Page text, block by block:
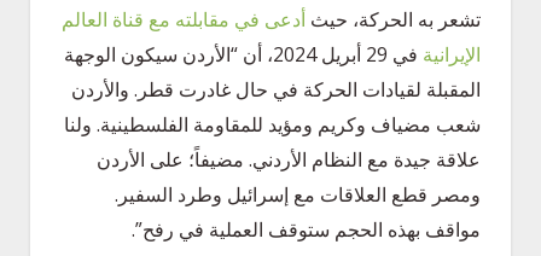
تشعر به الحركة، حيث أدعى في مقابلته مع قناة العالم
الإيرانية
في 29 أبريل 2024، أن “الأردن سيكون الوجهة
المقبلة لقيادات الحركة في حال غادرت قطر. والأردن
شعب مضياف وكريم ومؤيد للمقاومة الفلسطينية. ولنا
علاقة جيدة مع النظام الأردني. مضيفاً؛ على الأردن
ومصر قطع العلاقات مع إسرائيل وطرد السفير.
مواقف بهذه الحجم ستوقف العملية في رفح”.